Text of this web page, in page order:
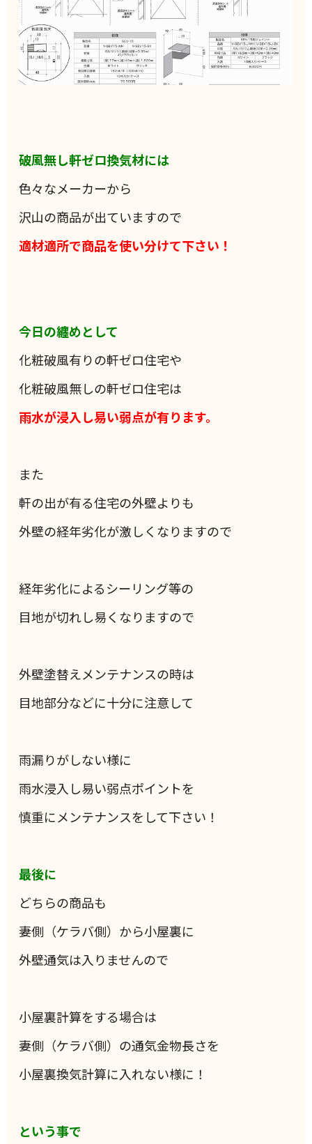
破風無し軒ゼロ換気材には
色々なメーカーから
沢山の商品が出ていますので
適材適所で商品を使い分けて下さい！
今日の纏めとして
化粧破風有りの軒ゼロ住宅や
化粧破風無しの軒ゼロ住宅は
雨水が浸入し易い弱点が有ります。
また
軒の出が有る住宅の外壁よりも
外壁の経年劣化が激しくなりますので
経年劣化によるシーリング等の
目地が切れし易くなりますので
外壁塗替えメンテナンスの時は
目地部分などに十分に注意して
雨漏りがしない様に
雨水浸入し易い弱点ポイントを
慎重にメンテナンスをして下さい！
最後に
どちらの商品も
妻側（ケラバ側）から小屋裏に
外壁通気は入りませんので
小屋裏計算をする場合は
妻側（ケラバ側）の通気金物長さを
小屋裏換気計算に入れない様に！
という事で